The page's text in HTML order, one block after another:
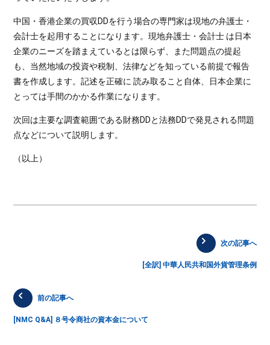
中国・香港企業の買収DDを行う場合の専門家は現地の弁護士・
会計士を起用することになります。現地弁護士・会計士 は日本
企業のニーズを踏まえているとは限らず、また問題点の提起
も、当然地域の投資や税制、法律などを知っている前提で報告
書を作成します。記述を正確に 読み取ること自体、日本企業に
とっては手間のかかる作業になります。
次回は主要な調査範囲である財務DDと法務DDで発見される問題
点などについて説明します。
（以上）
次の記事へ
[全訳] 中華人民共和国外貨管理条例
前の記事へ
[NMC Q&A] ８号令商社の資本金について